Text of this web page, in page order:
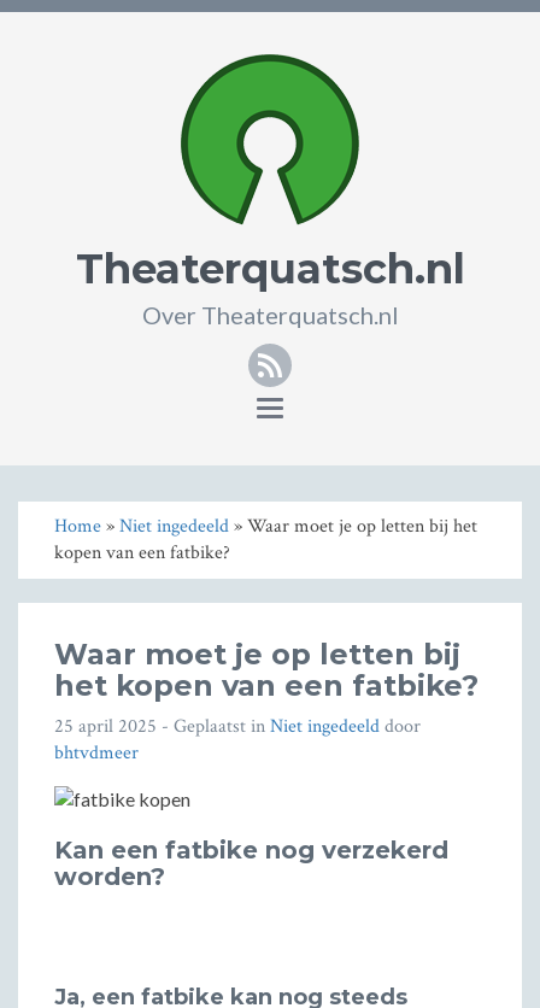
Theaterquatsch.nl
Over Theaterquatsch.nl
RSS
Toggle
Home»Niet ingedeeld» Waar moet je op letten bij het
kopen van een fatbike?
Waar moet je op letten bij
het kopen van een fatbike?
25 april 2025 - Geplaatst inNiet ingedeelddoor
bhtvdmeer
Kan een fatbike nog verzekerd
worden?
Ja, een fatbike kan nog steeds